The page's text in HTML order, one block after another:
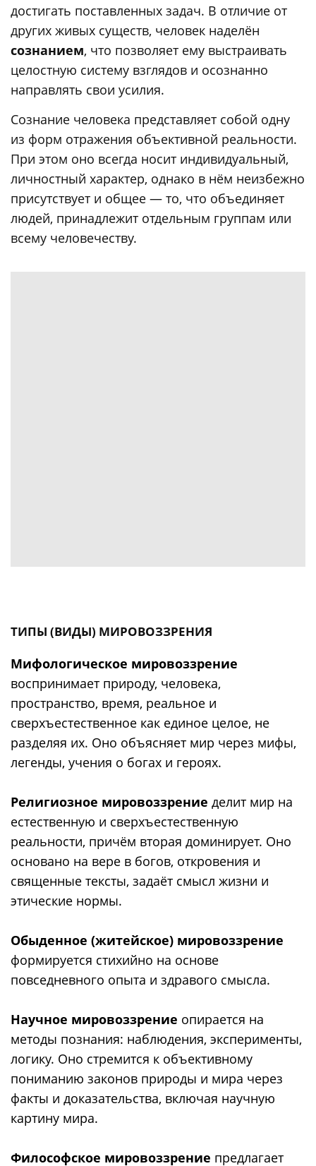
достигать поставленных задач. В отличие от
других живых существ, человек наделён
сознанием, что позволяет ему выстраивать
целостную систему взглядов и осознанно
направлять свои усилия.
Сознание человека представляет собой одну
из форм отражения объективной реальности.
При этом оно всегда носит индивидуальный,
личностный характер, однако в нём неизбежно
присутствует и общее — то, что объединяет
людей, принадлежит отдельным группам или
всему человечеству.
ТИПЫ (ВИДЫ) МИРОВОЗЗРЕНИЯ
Мифологическое мировоззрение
воспринимает природу, человека,
пространство, время, реальное и
сверхъестественное как единое целое, не
разделяя их. Оно объясняет мир через мифы,
легенды, учения о богах и героях.
Религиозное мировоззрение делит мир на
естественную и сверхъестественную
реальности, причём вторая доминирует. Оно
основано на вере в богов, откровения и
священные тексты, задаёт смысл жизни и
этические нормы.
Обыденное (житейское) мировоззрение
формируется стихийно на основе
повседневного опыта и здравого смысла.
Научное мировоззрение опирается на
методы познания: наблюдения, эксперименты,
логику. Оно стремится к объективному
пониманию законов природы и мира через
факты и доказательства, включая научную
картину мира.
Философское мировоззрение предлагает